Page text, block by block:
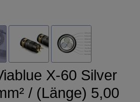
X-60 Silver
/ (Länge) 5,00